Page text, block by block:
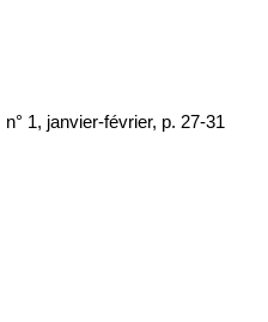
1, janvier-février, p. 27-31